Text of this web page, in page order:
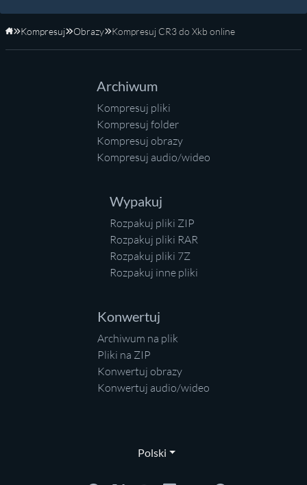
Strona główna
Kompresuj Obrazy Kompresuj CR3 do Xkb online
Archiwum
Kompresuj pliki
Kompresuj folder
Kompresuj obrazy
Kompresuj audio/wideo
Wypakuj
Rozpakuj pliki ZIP
Rozpakuj pliki RAR
Rozpakuj pliki 7Z
Rozpakuj inne pliki
Konwertuj
Archiwum na plik
Pliki na ZIP
Konwertuj obrazy
Konwertuj audio/wideo
Polski